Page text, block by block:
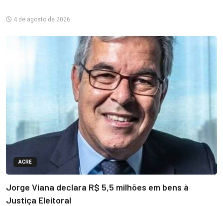
4 de agosto de 2026
ACRE
Jorge Viana declara R$ 5,5 milhões em bens à
Justiça Eleitoral